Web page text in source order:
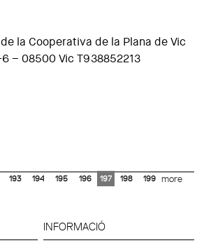
la Cooperativa de la Plana de Vic
– 08500 Vic T938852213
193 194 195 196 197 198
199 more
INFORMACIÓ